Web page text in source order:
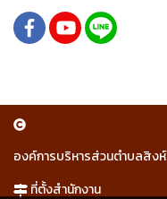
องค์การบริหารส่วนตำบลสิงห์
ที่ตั้งสำนักงาน